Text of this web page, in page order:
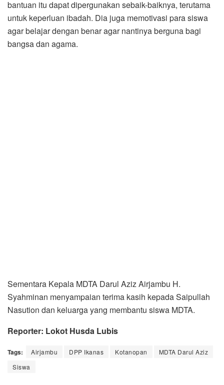
bantuan itu dapat dipergunakan sebaik-baiknya, terutama
untuk keperluan ibadah. Dia juga memotivasi para siswa
agar belajar dengan benar agar nantinya berguna bagi
bangsa dan agama.
Sementara Kepala MDTA Darul Aziz Airjambu H.
Syahminan menyampaian terima kasih kepada Saipullah
Nasution dan keluarga yang membantu siswa MDTA.
Reporter: Lokot Husda Lubis
Tags: Airjambu DPP Ikanas Kotanopan
MDTA Darul Aziz
Siswa